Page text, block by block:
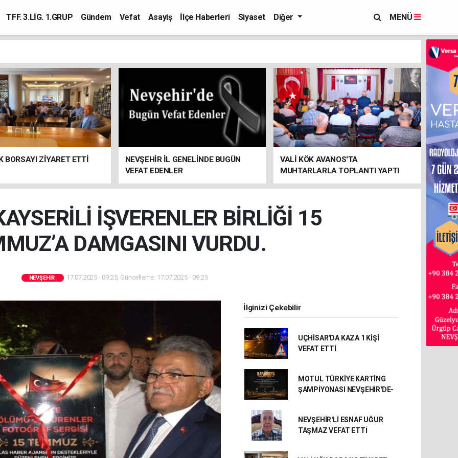
TFF. 3.LİG. 1.GRUP Gündem Vefat Asayiş İlçe Haberleri Siyaset Diğer MENÜ
BORSAYI ZİYARET ETTİ
NEVŞEHİR İL GENELİNDE BUGÜN
VEFAT EDENLER
VALİ KÖK AVANOS'TA
MUHTARLARLA TOPLANTI YAPTI
İŞVERENLER BİRLİĞİ 15
DAMGASINI VURDU.
NEVŞEHIR 17.07.2025 - 09:25, Güncelleme: 17.07.2025 - 09:25
İlginizi Çekebilir
UÇHİSAR'DA KAZA 1 KİŞİ
VEFAT ETTİ
MOTUL TÜRKİYE KARTİNG
ŞAMPİYONASI NEVŞEHİR'DE-
NEVŞEHİR'Lİ ESNAF UĞUR
TAŞMAZ VEFAT ETTİ